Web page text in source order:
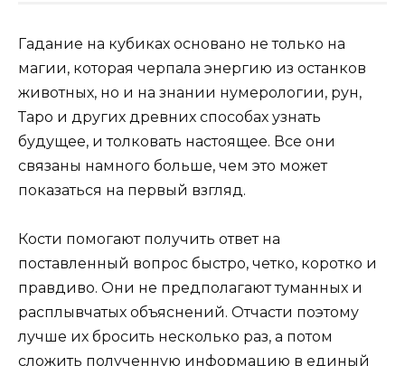
Гадание на кубиках основано не только на
магии, которая черпала энергию из останков
животных, но и на знании нумерологии, рун,
Таро и других древних способах узнать
будущее, и толковать настоящее. Все они
связаны намного больше, чем это может
показаться на первый взгляд.
Кости помогают получить ответ на
поставленный вопрос быстро, четко, коротко и
правдиво. Они не предполагают туманных и
расплывчатых объяснений. Отчасти поэтому
лучше их бросить несколько раз, а потом
сложить полученную информацию в единый